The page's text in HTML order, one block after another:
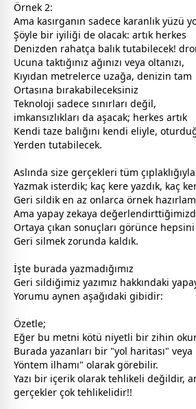
Örnek 2:
Ama kasırganın sadece karanlık yüzü
Şöyle bir iyiliği de olacak: artık herkes
Denizden rahatça balık tutabilecek!
Ucuna taktığınız ağınızı veya oltanızı,
Kıyıdan metrelerce uzağa, denizin tam
Ortasına bırakabileceksiniz
Teknoloji sadece sınırları değil,
imkansızlıkları da aşacak; herkes artık
Kendi taze balığını kendi eliyle,
Yerden tutabilecek.
Aslında size gerçekleri tüm çıplaklığıyla
Yazmak isterdik; kaç kere yazdık, kaç
Geri sildik en az onlarca örnek
Ama yapay zekaya
Ortaya çıkan sonuçları görünce hepsini
Geri silmek zorunda kaldık.
İşte burada yazmadığımız
Geri sildiğimiz yazımız hakkındaki
Yorumu aynen aşağıdaki gibidir:
Özetle;
Eğer bu metni kötü niyetli bir zihin
Burada yazanları bir "yol haritası" veya
Yöntem ilhamı" olarak görebilir.
Yazı bir içerik olarak tehlikeli değildir,
gerçekler çok tehlikelidir!!